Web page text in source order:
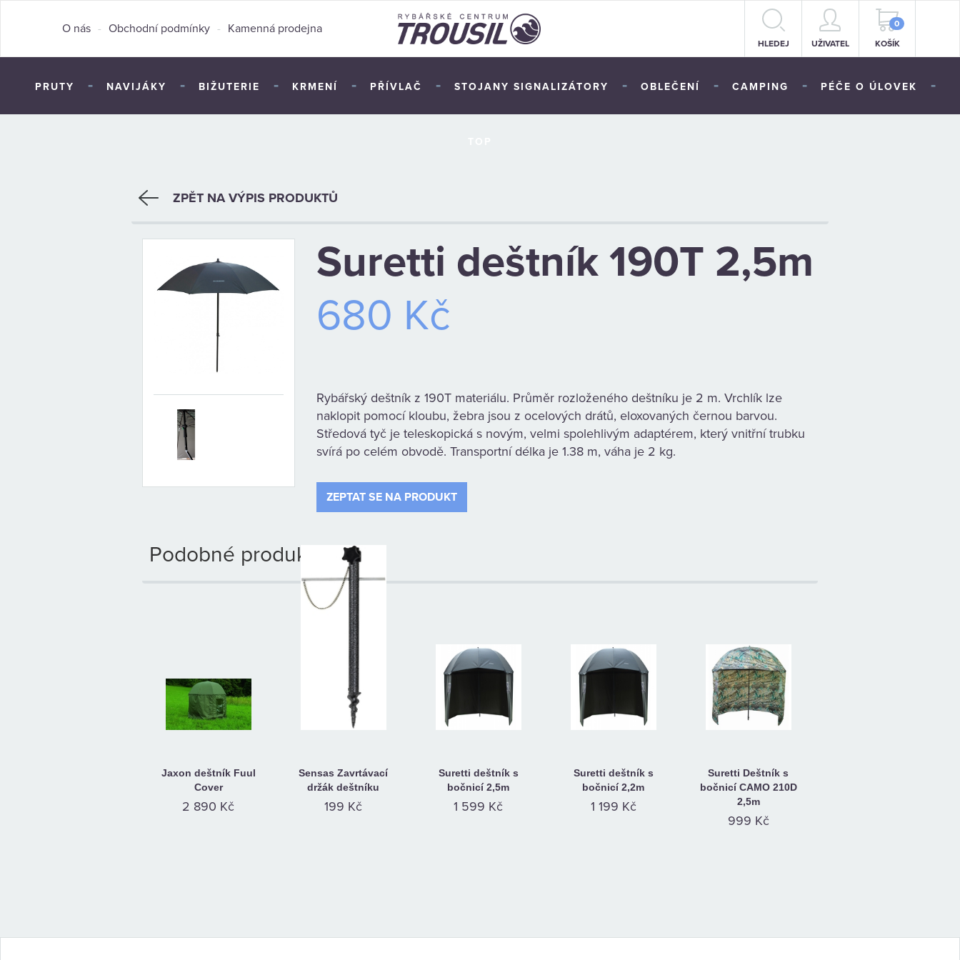
O nás - Obchodní podmínky - Kamenná prodejna
HLEDEJ UŽIVATEL
0
KOŠÍK
PRUTY - NAVIJÁKY - BIŽUTERIE - KRMENÍ - PŘÍVLAČ - STOJANY SIGNALIZÁTORY - OBLEČENÍ - CAMPING - PÉČE O ÚLOVEK -
ZPĚT NA VÝPIS PRODUKTŮ
Suretti deštník 190T 2,5m
680 Kč
Rybářský deštník z 190T materiálu. Průměr rozloženého deštníku je 2 m. Vrchlík lze
naklopit pomocí kloubu, žebra jsou z ocelových drátů, eloxovaných černou barvou.
Středová tyč je teleskopická s novým, velmi spolehlivým adaptérem, který vnitřní trubku
svírá po celém obvodě. Transportní délka je 1.38 m, váha je 2 kg.
ZEPTAT SE NA PRODUKT
Podobné produkty:
Jaxon deštník Fuul
Cover
2 890 Kč
Sensas Zavrtávací
držák deštníku
199 Kč
Suretti deštník s
bočnicí 2,5m
1 599 Kč
Suretti deštník s
bočnicí 2,2m
1 199 Kč
Suretti Deštník s
bočnicí CAMO 210D
2,5m
999 Kč